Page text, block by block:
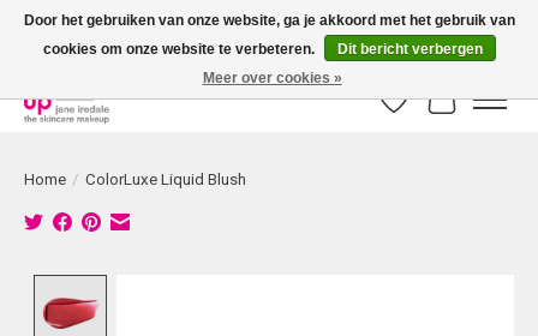
Bestellingen boven € 50,00 worden altijd gratis verzonden!
Verlanglijst
Home / ColorLuxe Liquid Blush
Door het gebruiken van onze website, ga je akkoord met het gebruik van
cookies om onze website te verbeteren.
Dit bericht verbergen
Meer over cookies »